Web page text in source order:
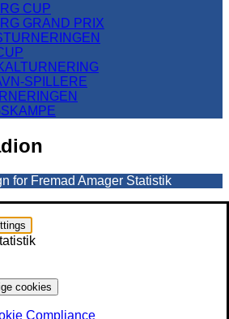
CUP
GRAND PRIX
SPILLERE
for Fremad Amager Statistik
cookies
Compliance